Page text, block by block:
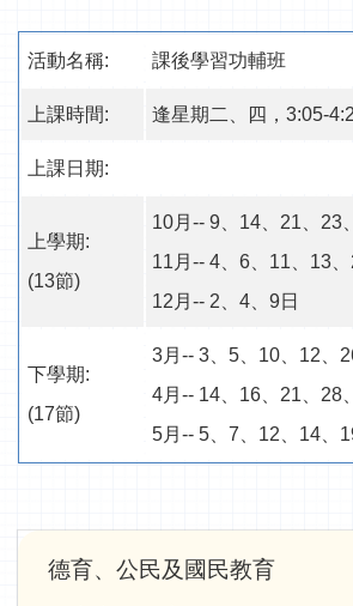
活動名稱: 課後學習功輔班
上課時間: 逢星期二、四，3:05-
上課日期:
上學期:
(13節)
10月-- 9、14、21、23
11月-- 4、6、11、13、
12月-- 2、4、9日
下學期:
(17節)
3月-- 3、5、10、12、
4月-- 14、16、21、28
5月-- 5、7、12、14、
Main
德育、公民及國民教育